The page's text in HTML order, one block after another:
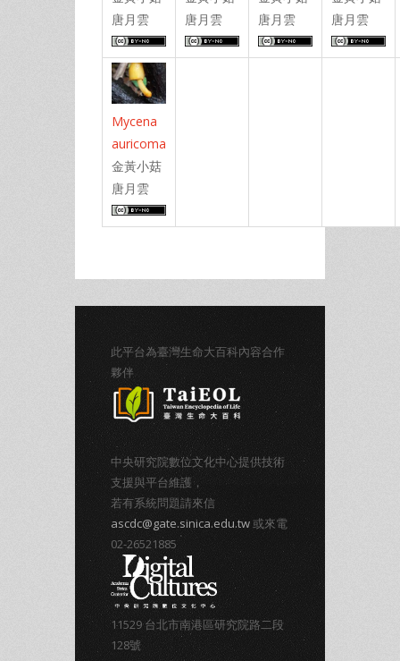
唐月雲
唐月雲
唐月雲
唐月雲
Mycena
auricoma
金黃小菇
唐月雲
此平台為臺灣生命大百科內容合作
夥伴
中央研究院數位文化中心提供技術
支援與平台維護，
若有系統問題請來信
ascdc@gate.sinica.edu.tw 或來電
02-26521885
11529 台北市南港區研究院路二段
128號